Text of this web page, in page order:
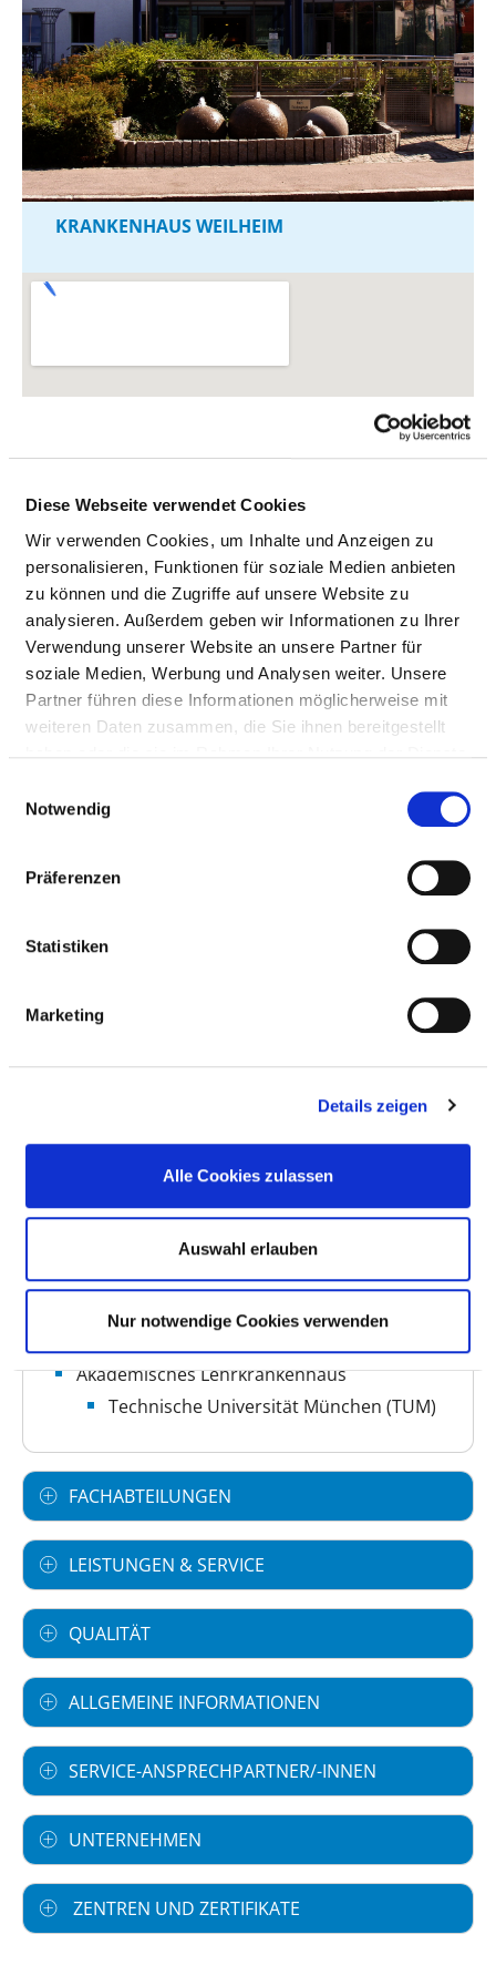
Diese Webseite verwendet Cookies
Wir verwenden Cookies, um Inhalte und Anzeigen zu
personalisieren, Funktionen für soziale Medien anbieten
zu können und die Zugriffe auf unsere Website zu
analysieren. Außerdem geben wir Informationen zu Ihrer
Verwendung unserer Website an unsere Partner für
soziale Medien, Werbung und Analysen weiter. Unsere
Partner führen diese Informationen möglicherweise mit
weiteren Daten zusammen, die Sie ihnen bereitgestellt
Notwendig
Präferenzen
Statistiken
Marketing
Details zeigen
Alle Cookies zulassen
Auswahl erlauben
Nur notwendige Cookies verwenden
KRANKENHAUS WEILHEIM
Johann-Baur-Straße 4
82362 Weilheim
Mail:ed.sw-hbmg-hk@ofni
Anzahl Betten: 169
Anzahl der Fachabteilungen: 10
Vollstationäre Fallzahl: 10.074
Krankenhausträger: Krankenhaus GmbH
Landkreis Weilheim-Schongau
Art des Trägers: öffentlich
Akademisches Lehrkrankenhaus
Technische Universität München (TUM)
FACHABTEILUNGEN
LEISTUNGEN & SERVICE
QUALITÄT
ALLGEMEINE INFORMATIONEN
SERVICE-ANSPRECHPARTNER/-INNEN
UNTERNEHMEN
ZENTREN UND ZERTIFIKATE